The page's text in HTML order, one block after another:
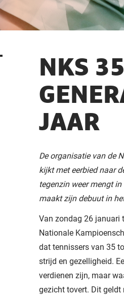
NKS
JAAR
De organisatie van de
kijkt met eerbied naar
tegenzin weer mengt
maakt zijn debuut in
Van zondag 26 januari
Nationale
dat tennissers van 35
strijd en gezelligheid.
verdienen zijn, maar
gezicht tovert. Dit geldt